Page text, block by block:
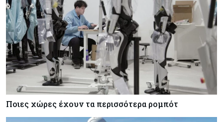
Ποιες χώρες έχουν τα περισσότερα ρομπότ